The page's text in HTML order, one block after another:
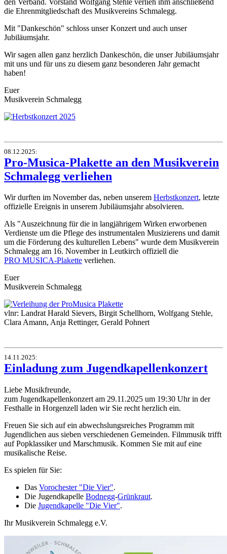
die Ehrenmitgliedschaft des Musikvereins Schmalegg.
Mit "Dankeschön" schloss unser Konzert und auch unser
Jubiläumsjahr.
Wir sagen allen ganz herzlich Dankeschön, die unser Jubiläumsjahr
mit uns und für uns zu diesem ganz besonderen Jahr gemacht
haben!
Euer
Musikverein Schmalegg
08.12.2025:
Pro-Musica-Plakette an den Musikverein
Schmalegg verliehen
Wir durften im November das, neben unserem Herbstkonzert, letzte
offizielle Ereignis in unserem Jubiläumsjahr absolvieren.
Als "Auszeichnung für die in langjährigem Wirken erworbenen
Verdienste um die Pflege des instrumentalen Musizierens und damit
um die Förderung des kulturellen Lebens" wurde dem Musikverein
Schmalegg am 16. Novemberin Leutkirch offiziell die
PRO MUSICA-Plakette verliehen.
Euer
Musikverein Schmalegg
vlnr: Landrat Harald Sievers, Birgit Schellhorn, Wolfgang Stehle,
Clara Amann, Anja Rettinger, Gerald Pohnert
14.11.2025:
Einladung zum Jugendkapellenkonzert
Liebe Musikfreunde,
zum Jugendkapellenkonzert am 29.11.2025 um 19:30 Uhr in der
Festhalle in Horgenzell laden wir Sie recht herzlich ein.
Freuen Sie sich auf ein abwechslungsreiches Programm mit
Jugendlichen aus sieben verschiedenen Gemeinden. Filmmusik trifft
auf Popklassiker und Marschmusik. Kommen Sie mit auf eine
musikalische Reise.
Es spielen für Sie:
Das Vorochester "Die Vier".
Die Jugendkapelle Bodnegg-Grünkraut.
Die Jugendkapelle "Die Vier".
Ihr Musikverein Schmalegg e.V.